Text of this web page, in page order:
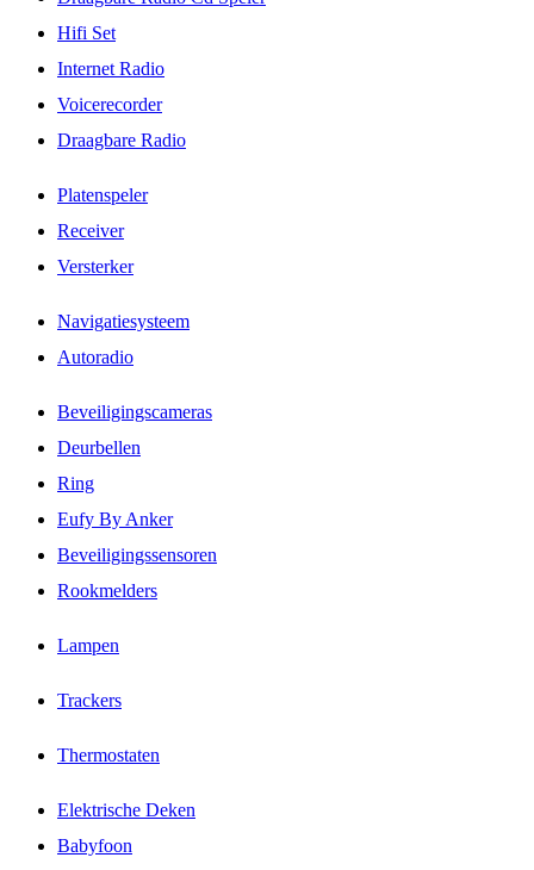
Hifi Set
Internet Radio
Voicerecorder
Draagbare Radio
Platenspeler
Receiver
Versterker
Navigatiesysteem
Autoradio
Beveiligingscameras
Deurbellen
Ring
Eufy By Anker
Beveiligingssensoren
Rookmelders
Lampen
Trackers
Thermostaten
Elektrische Deken
Babyfoon